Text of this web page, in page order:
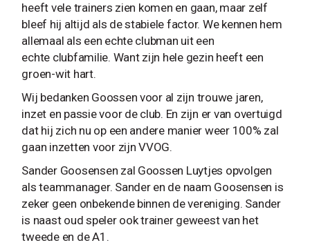
heeft vele trainers zien komen en gaan, maar zelf
bleef hij altijd als de stabiele factor. We kennen hem
allemaal als een echte clubman uit een
echte clubfamilie. Want zijn hele gezin heeft een
groen-wit hart.
Wij bedanken Goossen voor al zijn trouwe jaren,
inzet en passie voor de club. En zijn er van overtuigd
dat hij zich nu op een andere manier weer 100% zal
gaan inzetten voor zijn VVOG.
Sander Goosensen zal Goossen Luytjes opvolgen
als teammanager. Sander en de naam Goosensen is
zeker geen onbekende binnen de vereniging. Sander
is naast oud speler ook trainer geweest van het
tweede en de A1.